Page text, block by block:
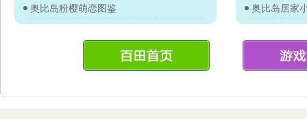
奥比岛粉樱萌恋图鉴
奥比岛居家